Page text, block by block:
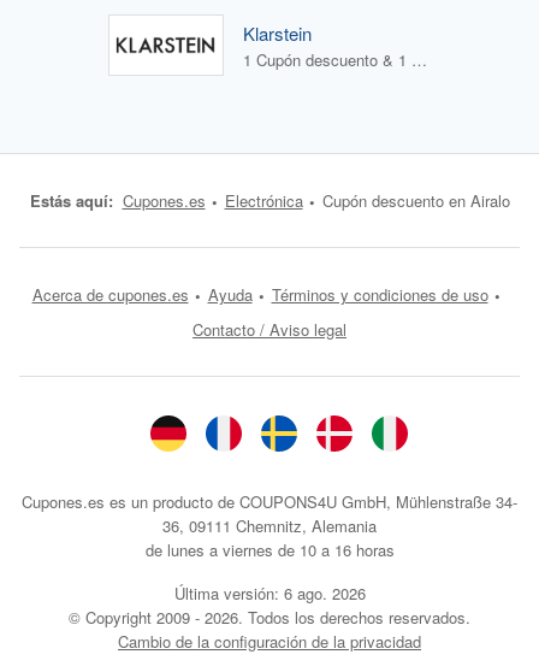
Klarstein
1 Cupón descuento & 1 Oferta
Estás aquí: Cupones.es Electrónica Cupón descuento en Airalo
Acerca de cupones.es Ayuda
Términos y condiciones de uso
Contacto / Aviso legal
Cupones.es es un producto de COUPONS4U GmbH, Mühlenstraße 34-
36, 09111 Chemnitz, Alemania
de lunes a viernes de 10 a 16 horas
Última versión: 6 ago. 2026
© Copyright 2009 - 2026. Todos los derechos reservados.
Cambio de la configuración de la privacidad